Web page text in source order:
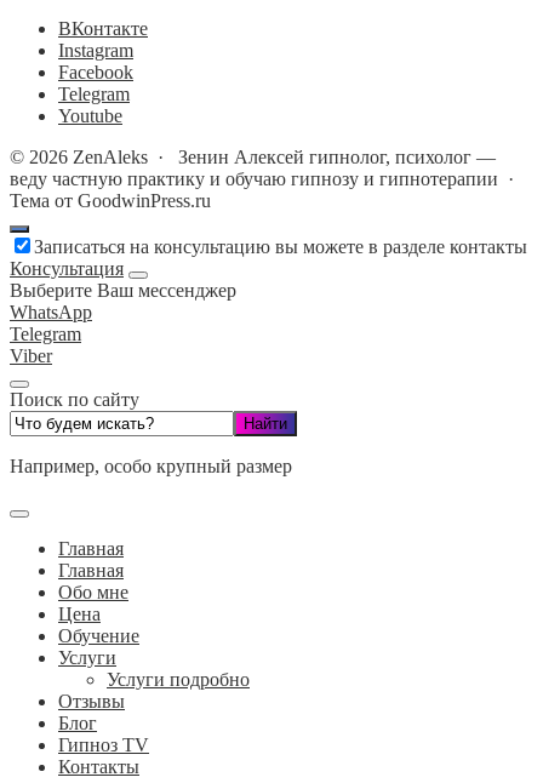
BКонтакте
Instagram
Facebook
Telegram
Youtube
© 2026 ZenAleks · Зенин Алексей гипнолог, психолог —
веду частную практику и обучаю гипнозу и гипнотерапии ·
Тема от GoodwinPress.ru
Записаться на консультацию вы можете в разделе контакты
Консультация
Выберите Ваш мессенджер
WhatsApp
Telegram
Viber
Поиск по сайту
Например, особо крупный размер
Главная
Главная
Обо мне
Цена
Обучение
Услуги
Услуги подробно
Отзывы
Блог
Гипноз TV
Контакты